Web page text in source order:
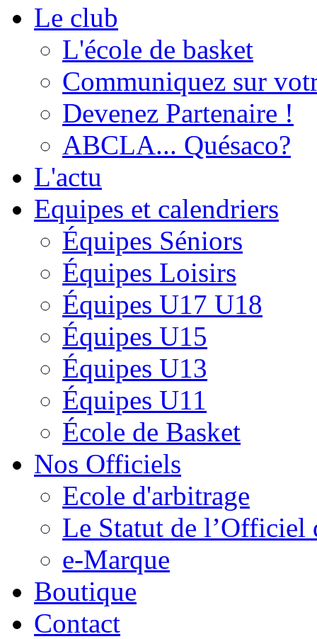
Le club
L'école de basket
Communiquez sur
Devenez Partenaire !
ABCLA... Quésaco?
L'actu
Equipes et calendriers
Équipes Séniors
Équipes Loisirs
Équipes U17 U18
Équipes U15
Équipes U13
Équipes U11
École de Basket
Nos Officiels
Ecole d'arbitrage
Le Statut de l’Officiel
e-Marque
Boutique
Contact